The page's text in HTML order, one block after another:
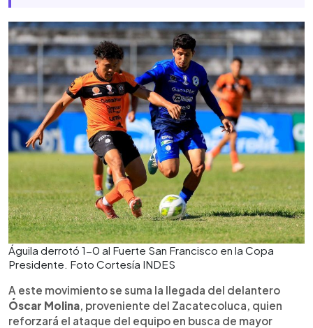
Águila derrotó 1-0 al Fuerte San Francisco en la Copa
Presidente. Foto Cortesía INDES
A este movimiento se suma la llegada del delantero
Óscar Molina, proveniente del Zacatecoluca, quien
reforzará el ataque del equipo en busca de mayor